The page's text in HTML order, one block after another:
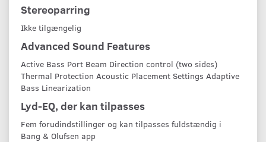
Stereoparring
Ikke tilgængelig
Advanced Sound Features
Active Bass Port Beam Direction control (two sides)
Thermal Protection Acoustic Placement Settings Adaptive
Bass Linearization
Lyd-EQ, der kan tilpasses
Fem forudindstillinger og kan tilpasses fuldstændig i
Bang & Olufsen app